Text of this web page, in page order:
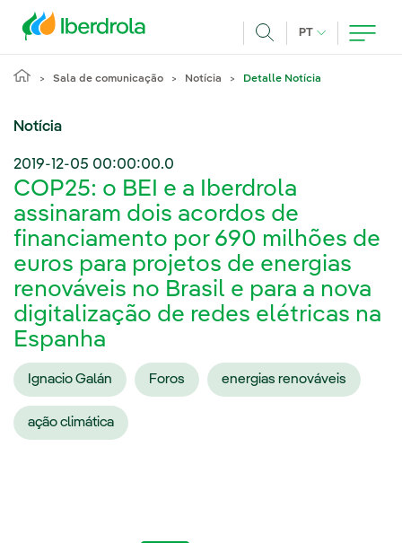
PT IDIOMA ATUAL,
Sala de comunicação Notícia Detalle Notícia
Notícia
2019-12-05 00:00:00.0
COP25: o BEI e a Iberdrola
assinaram dois acordos de
financiamento por 690 milhões de
euros para projetos de energias
renováveis no Brasil e para a nova
digitalização de redes elétricas na
Espanha
Ignacio Galán Foros energias renováveis
ação climática